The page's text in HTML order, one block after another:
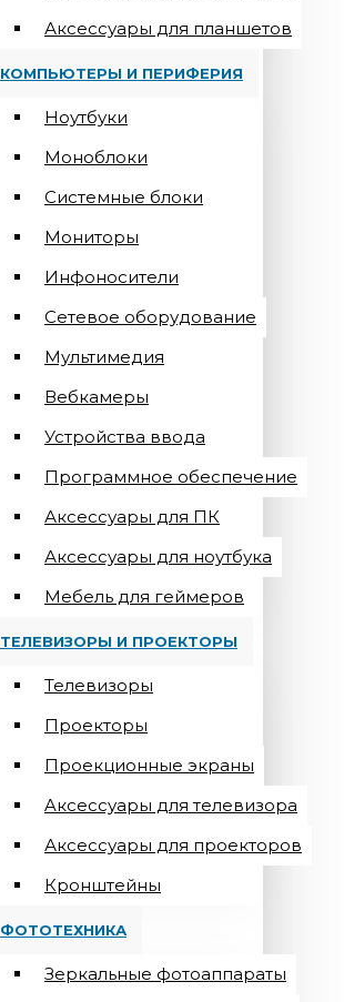
Аксессуары для планшетов
КОМПЬЮТЕРЫ И ПЕРИФЕРИЯ
Ноутбуки
Моноблоки
Системные блоки
Мониторы
Инфоносители
Сетевое оборудование
Мультимедия
Вебкамеры
Устройства ввода
Программное обеспечение
Аксессуары для ПК
Аксессуары для ноутбука
Мебель для геймеров
ТЕЛЕВИЗОРЫ И ПРОЕКТОРЫ
Телевизоры
Проекторы
Проекционные экраны
Aксессуары для телевизора
Аксессуары для проекторов
Кронштейны
ФОТОТЕХНИКА
Зеркальные фотоаппараты